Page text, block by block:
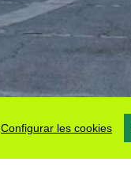
Configurar les cookies